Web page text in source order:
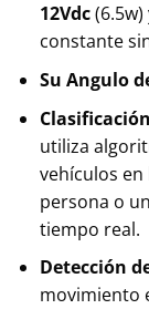
12Vdc(6.5w)
constante
Su Angulo
utiliza
vehículos en
persona o
tiempo real.
Detección
movimiento